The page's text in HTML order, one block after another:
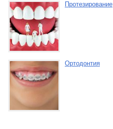
Протезирование
Ортодонтия